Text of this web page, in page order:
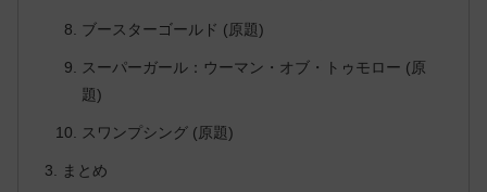
ブースターゴールド (原題)
スーパーガール：ウーマン・オブ・トゥモロー (原
題)
スワンプシング (原題)
まとめ